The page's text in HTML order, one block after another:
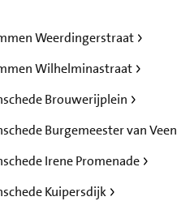
Weerdingerstraat
Wilhelminastraat
Brouwerijplein
Burgemeester van
Irene Promenade
Kuipersdijk